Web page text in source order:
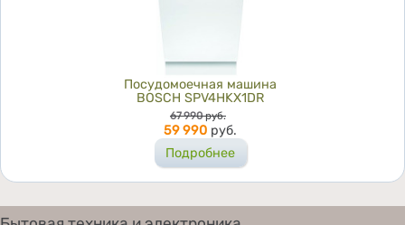
Посудомоечная машина
BOSCH SPV4HKX1DR
Цена
67 990 руб.
59 990 руб.
Подробнее